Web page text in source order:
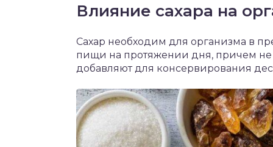
Влияние сахара на
Сахар необходим для организма в
пищи на протяжении дня, причем не
добавляют для консервирования